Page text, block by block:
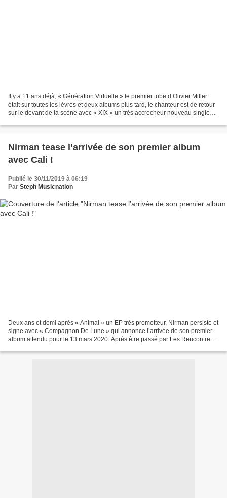
Il y a 11 ans déjà, « Génération Virtuelle » le premier tube d’Olivier Miller
était sur toutes les lèvres et deux albums plus tard, le chanteur est de retour
sur le devant de la scène avec « XIX » un très accrocheur nouveau single
Nirman tease l’arrivée de son premier album
avec Cali !
Publié le 30/11/2019 à 06:19
Par Steph Musicnation
Deux ans et demi après « Animal » un EP très prometteur, Nirman persiste et
signe avec « Compagnon De Lune » qui annonce l’arrivée de son premier
album attendu pour le 13 mars 2020. Après être passé par Les Rencontres